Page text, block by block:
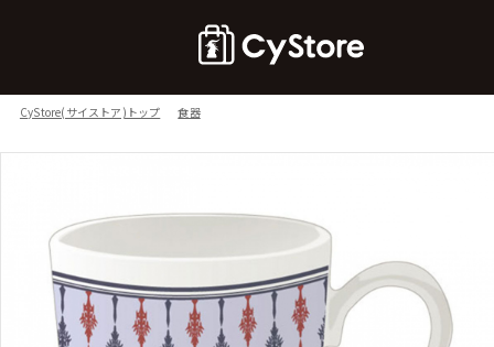
CyStore(サイストア)トップ 食器